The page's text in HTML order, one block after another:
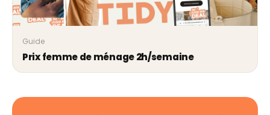
Guide
Prix femme de ménage 2h/semaine